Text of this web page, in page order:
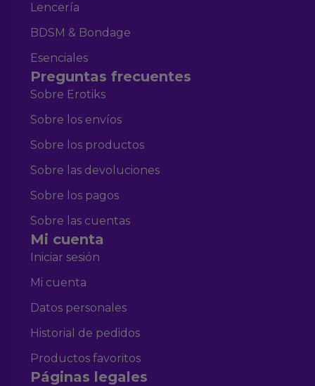
Lencería
BDSM & Bondage
Esenciales
Preguntas frecuentes
Sobre Erotiks
Sobre los envíos
Sobre los productos
Sobre las devoluciones
Sobre los pagos
Sobre las cuentas
Mi cuenta
Iniciar sesión
Mi cuenta
Datos personales
Historial de pedidos
Productos favoritos
Páginas legales